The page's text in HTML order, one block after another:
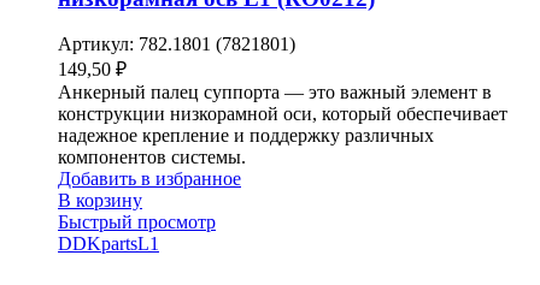
Артикул: 782.1801 (7821801)
149,50 ₽
Анкерный палец суппорта — это важный элемент в
конструкции низкорамной оси, который обеспечивает
надежное крепление и поддержку различных
компонентов системы.
Добавить в избранное
В корзину
Быстрый просмотр
DDKpartsL1